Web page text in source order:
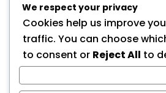
We respect your privacy
Cookies help us improve
traffic. You can choose
to consent or Reject All to